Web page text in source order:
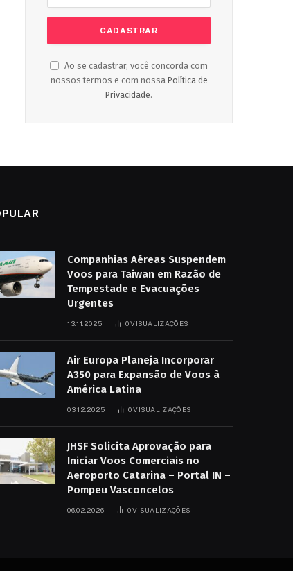
Ao se cadastrar, você concorda com
nossos termos e com nossa Política de
Privacidade.
Companhias Aéreas Suspendem
Voos para Taiwan em Razão de
Tempestade e Evacuações
Urgentes
13.11.2025 0VISUALIZAÇÕES
Air Europa Planeja Incorporar
A350 para Expansão de Voos à
América Latina
03.12.2025 0VISUALIZAÇÕES
JHSF Solicita Aprovação para
Iniciar Voos Comerciais no
Aeroporto Catarina – Portal IN –
Pompeu Vasconcelos
06.02.2026 0VISUALIZAÇÕES